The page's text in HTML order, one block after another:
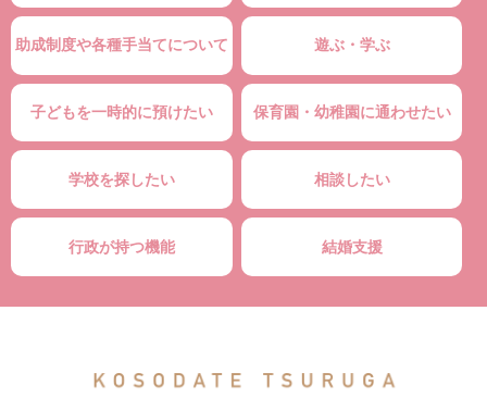
助成制度や各種手当てについて 遊ぶ・学ぶ
子どもを一時的に預けたい 保育園・幼稚園に通わせたい
学校を探したい 相談したい
行政が持つ機能 結婚支援